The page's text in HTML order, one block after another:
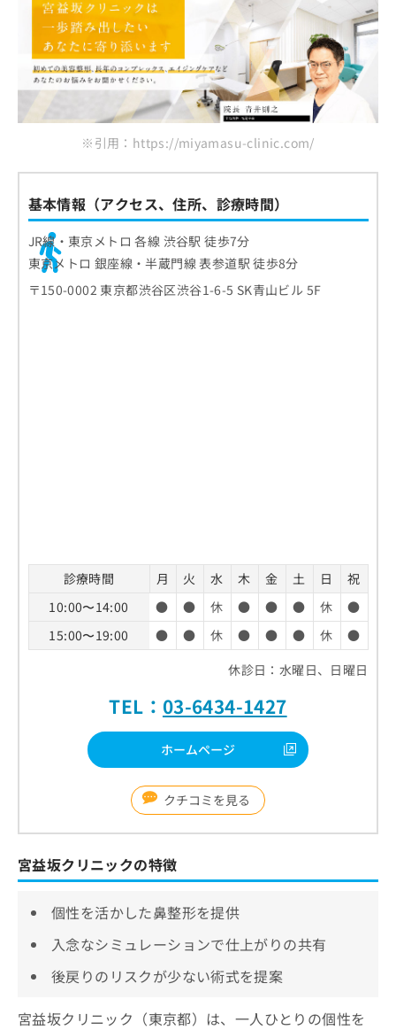
※引用：https://miyamasu-clinic.com/
基本情報（アクセス、住所、診療時間）
JR線・東京メトロ 各線 渋谷駅 徒歩7分
東京メトロ 銀座線・半蔵門線 表参道駅 徒歩8分
〒150-0002 東京都渋谷区渋谷1-6-5 SK青山ビル 5F
診療時間 月 火 水 木 金 土 日
祝
10:00〜14:00
● ● 休 ● ● ● 休
●
15:00〜19:00
● ● 休 ● ● ● 休
●
休診日：水曜日、日曜日
TEL： 03-6434-1427
ホームページ
クチコミを見る
宮益坂クリニックの特徴
個性を活かした鼻整形を提供
入念なシミュレーションで仕上がりの共有
後戻りのリスクが少ない術式を提案
宮益坂クリニック（東京都）は、一人ひとりの個性を